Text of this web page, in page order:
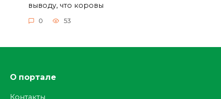
выводу, что коровы
0 53
О портале
Контакты